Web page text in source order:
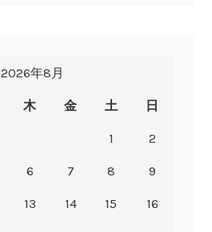
2026年8月
木 金 土 日
1 2
6 7 8 9
13 14 15 16